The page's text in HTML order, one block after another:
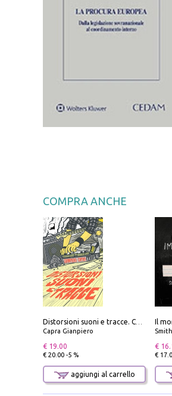
COMPRA ANCHE
Capra Gianpiero
€ 19.00
€ 20.00 -5 %
aggiungi al carrello
Il
€
€